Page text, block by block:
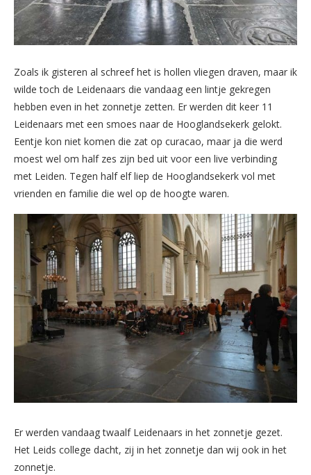
Zoals ik gisteren al schreef het is hollen vliegen draven, maar ik
wilde toch de Leidenaars die vandaag een lintje gekregen
hebben even in het zonnetje zetten. Er werden dit keer 11
Leidenaars met een smoes naar de Hooglandsekerk gelokt.
Eentje kon niet komen die zat op curacao, maar ja die werd
moest wel om half zes zijn bed uit voor een live verbinding
met Leiden. Tegen half elf liep de Hooglandsekerk vol met
vrienden en familie die wel op de hoogte waren.
Er werden vandaag twaalf Leidenaars in het zonnetje gezet.
Het Leids college dacht, zij in het zonnetje dan wij ook in het
zonnetje.